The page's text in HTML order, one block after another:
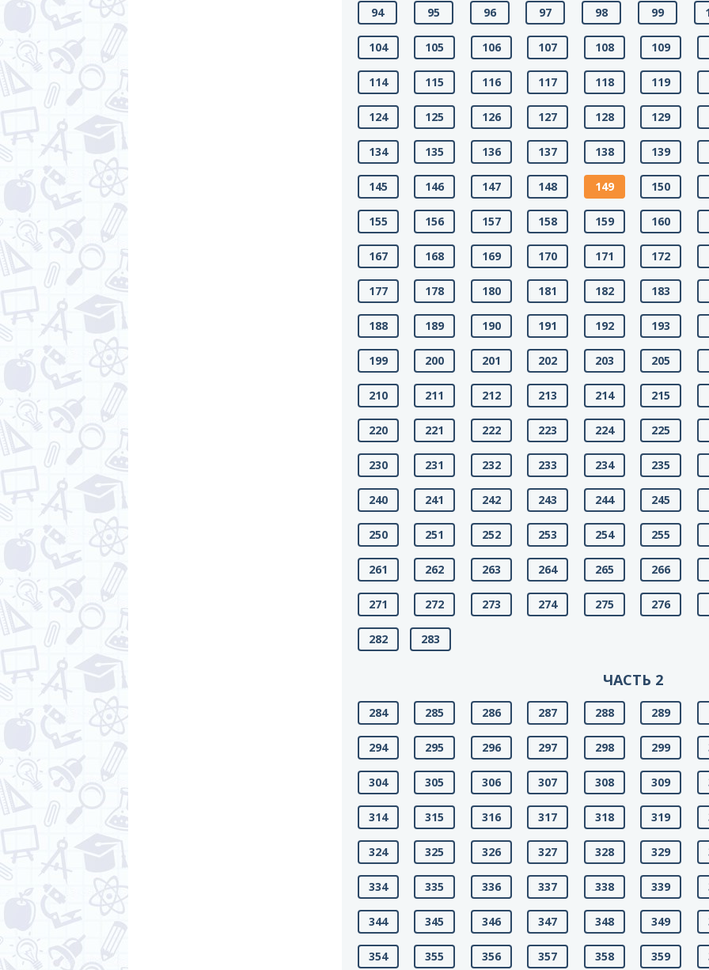
94 95 96 97 98 99
104 105 106 107 108 109
114 115 116 117 118 119
124 125 126 127 128 129
134 135 136 137 138 139
145 146 147 148 149 150
155 156 157 158 159 160
167 168 169 170 171 172
177 178 180 181 182 183
188 189 190 191 192 193
199 200 201 202 203 205
210 211 212 213 214 215
220 221 222 223 224 225
230 231 232 233 234 235
240 241 242 243 244 245
250 251 252 253 254 255
261 262 263 264 265 266
271 272 273 274 275 276
282 283
ЧАСТЬ 2
284 285 286 287 288 289
294 295 296 297 298 299
304 305 306 307 308 309
314 315 316 317 318 319
324 325 326 327 328 329
334 335 336 337 338 339
344 345 346 347 348 349
354 355 356 357 358 359